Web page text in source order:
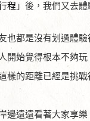
程 」後，我們又去
也都是沒有划過體
開始覺得根本不夠
樣的距離已經是挑戰
邊遠遠看著大家享樂